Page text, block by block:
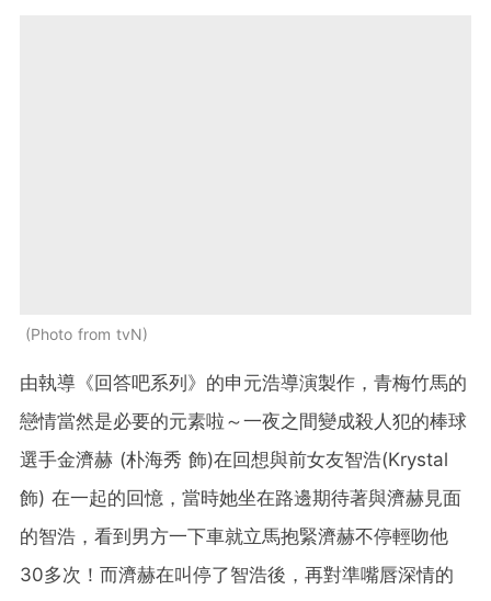
Photo from tvN
由執導《回答吧系列》的申元浩導演製作，青梅竹馬的
戀情當然是必要的元素啦～一夜之間變成殺人犯的棒球
選手金濟赫 (朴海秀 飾)在回想與前女友智浩(Krystal
飾) 在一起的回憶，當時她坐在路邊期待著與濟赫見面
的智浩，看到男方一下車就立馬抱緊濟赫不停輕吻他
30多次！而濟赫在叫停了智浩後，再對準嘴唇深情的